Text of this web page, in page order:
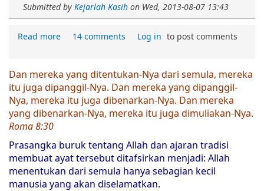
Submitted by Kejarlah Kasih on Wed, 2013-08-07 13:43
Read more 14 comments Log in to post comments
Dan mereka yang ditentukan-Nya dari semula, mereka
itu juga dipanggil-Nya. Dan mereka yang dipanggil-
Nya, mereka itu juga dibenarkan-Nya. Dan mereka
yang dibenarkan-Nya, mereka itu juga dimuliakan-Nya.
Roma 8:30
Prasangka buruk tentang Allah dan ajaran tradisi
membuat ayat tersebut ditafsirkan menjadi: Allah
menentukan dari semula hanya sebagian kecil
manusia yang akan diselamatkan.